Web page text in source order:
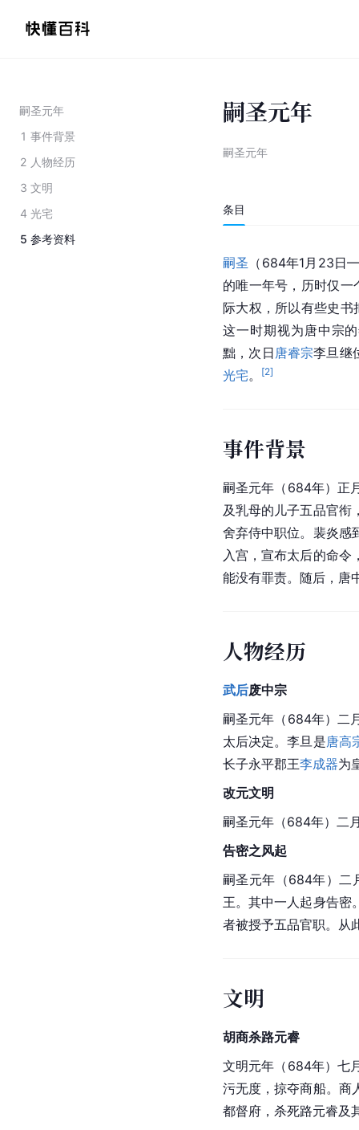
嗣圣元年
1 事件背景
2 人物经历
3 文明
4 光宅
5 参考资料
嗣圣元年
嗣圣元年
条目
嗣圣 （684年1月23
的唯一年号，历时仅
际大权，所以有些史
这一时期视为唐中宗
黜，次日 唐睿宗李旦继
光宅。 [2]
事件背景
嗣圣元年（684年）正
及乳母的儿子五品官衔
舍弃侍中职位。裴炎感
入宫，宣布太后的命
能没有罪责。随后，唐
人物经历
武后废中宗
嗣圣元年（684年）二
太后决定。李旦是唐高
长子永平郡王李成器为
改元文明
嗣圣元年（684年）二
告密之风起
嗣圣元年（684年）二
王。其中一人起身告密
者被授予五品官职。从
文明
胡商杀路元睿
文明元年（684年）七
污无度，掠夺商船。商
都督府，杀死路元睿及